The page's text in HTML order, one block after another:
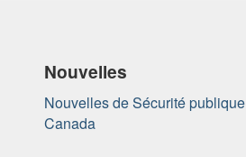
Nouvelles
Nouvelles de Sécurité publique
Canada